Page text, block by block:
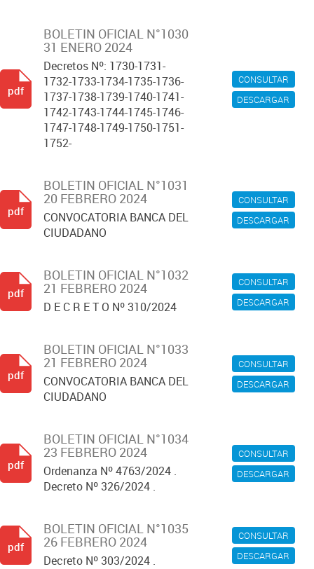
CONSULTAR
DESCARGAR
BOLETIN OFICIAL N°1030
31 ENERO 2024
Decretos Nº: 1730-1731-
1732-1733-1734-1735-1736-
1737-1738-1739-1740-1741-
1742-1743-1744-1745-1746-
1747-1748-1749-1750-1751-
1752-
pdf
CONSULTAR
DESCARGAR
BOLETIN OFICIAL N°1031
20 FEBRERO 2024
CONVOCATORIA BANCA DEL
CIUDADANO
pdf
CONSULTAR
DESCARGAR
BOLETIN OFICIAL N°1032
21 FEBRERO 2024
D E C R E T O Nº 310/2024
pdf
CONSULTAR
DESCARGAR
BOLETIN OFICIAL N°1033
21 FEBRERO 2024
CONVOCATORIA BANCA DEL
CIUDADANO
pdf
CONSULTAR
DESCARGAR
BOLETIN OFICIAL N°1034
23 FEBRERO 2024
Ordenanza Nº 4763/2024 .
Decreto Nº 326/2024 .
pdf
CONSULTAR
DESCARGAR
BOLETIN OFICIAL N°1035
26 FEBRERO 2024
Decreto Nº 303/2024 .
pdf